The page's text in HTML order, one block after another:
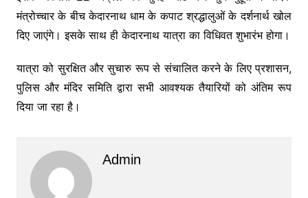
मंत्रोच्चार के बीच केदारनाथ धाम के कपाट श्रद्धालुओं के दर्शनार्थ खोल
दिए जाएंगे। इसके साथ ही केदारनाथ यात्रा का विधिवत शुभारंभ होगा।
यात्रा को सुरक्षित और सुचारु रूप से संचालित करने के लिए प्रशासन,
पुलिस और मंदिर समिति द्वारा सभी आवश्यक तैयारियों को अंतिम रूप
दिया जा रहा है।
Admin